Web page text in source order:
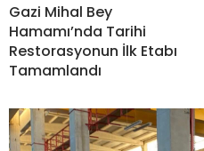
Gazi Mihal Bey
Hamamı’nda Tarihi
Restorasyonun İlk Etabı
Tamamlandı